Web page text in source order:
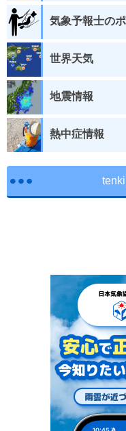
気象予報士の
世界天気
地震情報
熱中症情報